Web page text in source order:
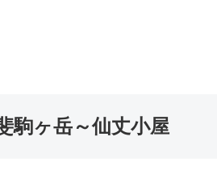
駒ヶ岳～仙丈小屋